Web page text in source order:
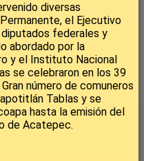
diversas
el Ejecutivo
federales y
abordado por la
y el Instituto Nacional
se celebraron en los 39
número de comuneros
Tablas y se
hasta la emisión del
de Acatepec.